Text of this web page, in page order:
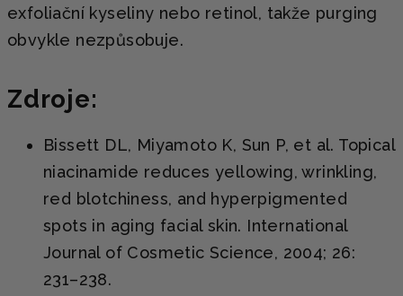
exfoliační kyseliny nebo retinol, takže purging
obvykle nezpůsobuje.
Zdroje:
Bissett DL, Miyamoto K, Sun P, et al. Topical
niacinamide reduces yellowing, wrinkling,
red blotchiness, and hyperpigmented
spots in aging facial skin. International
Journal of Cosmetic Science, 2004; 26:
231–238.